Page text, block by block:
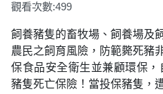
觀看次數:499
飼養豬隻的畜牧場、飼養場及
農民之飼育風險，防範斃死豬
保食品安全衛生並兼顧環保
豬隻死亡保險！當投保豬隻，